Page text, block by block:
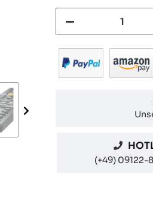
(+49) 09122-